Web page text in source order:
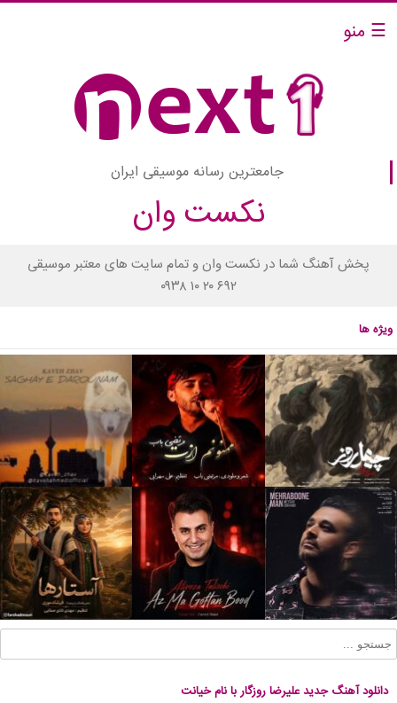
☰ منو
جامعترین رسانه موسیقی ایران
نکست وان
پخش آهنگ شما در نکست وان و تمام سایت های معتبر موسیقی
۰۹۳۸ ۱۰ ۲۰ ۶۹۲
ویژه ها
دانلود آهنگ جدید علیرضا روزگار با نام خیانت